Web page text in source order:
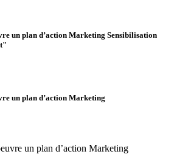
un plan d’action Marketing Sensibilisation
un plan d’action Marketing
un plan d’action Marketing